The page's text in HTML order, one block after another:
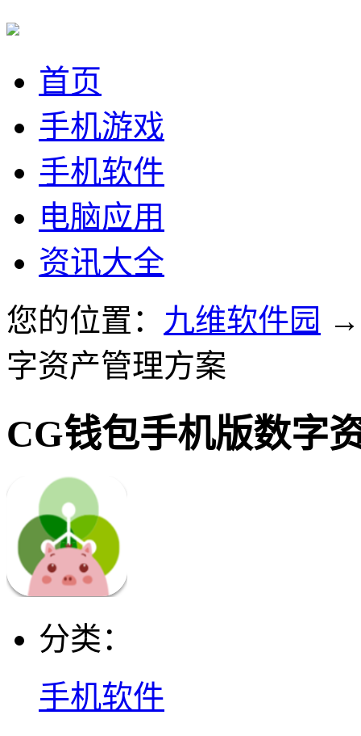
首页
手机游戏
手机软件
电脑应用
资讯大全
您的位置： 九维软件园
字资产管理方案
CG钱包手机版数字
分类：
手机软件